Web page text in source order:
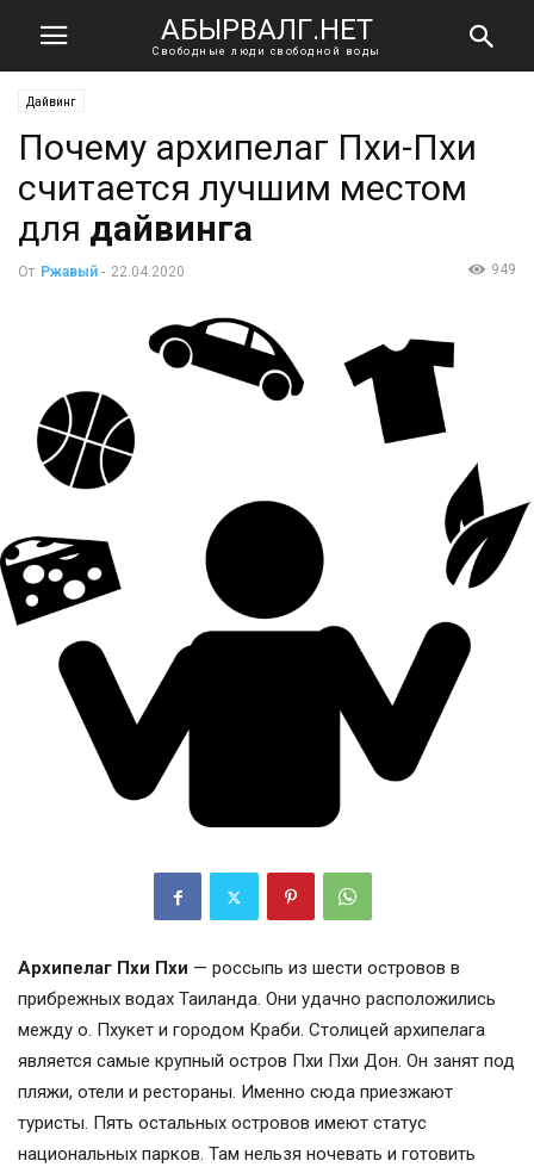
АБЫРВАЛГ.НЕТ
Свободные люди свободной воды
Дайвинг
Почему архипелаг Пхи-Пхи
считается лучшим местом
для дайвинга
От Ржавый - 22.04.2020 949
Архипелаг Пхи Пхи — россыпь из шести островов в
прибрежных водах Таиланда. Они удачно расположились
между о. Пхукет и городом Краби. Столицей архипелага
является самые крупный остров Пхи Пхи Дон. Он занят под
пляжи, отели и рестораны. Именно сюда приезжают
туристы. Пять остальных островов имеют статус
национальных парков. Там нельзя ночевать и готовить